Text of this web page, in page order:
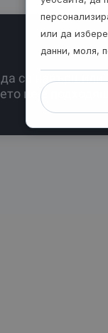
са навършили
не е
или да
данни, моля,